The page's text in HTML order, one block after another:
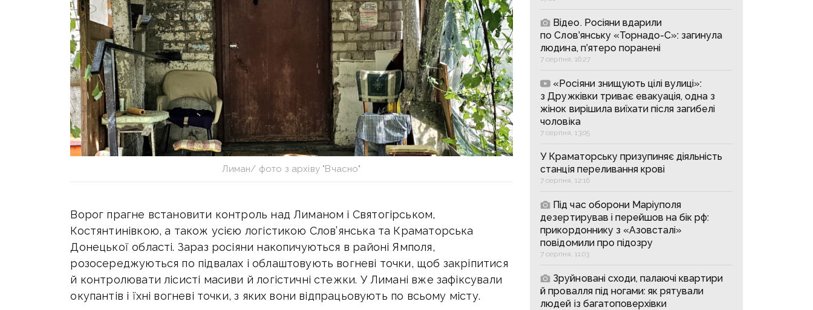
Лиман/ фото з архіву "Вчасно"
Ворог прагне встановити контроль над Лиманом і Святогірськом,
Костянтинівкою, а також усією логістикою Слов’янська та Краматорська
Донецької області. Зараз росіяни накопичуються в районі Ямполя,
розосереджуються по підвалах і облаштовують вогневі точки, щоб закріпитися
й контролювати лісисті масиви й логістичні стежки. УЛимані вже зафіксували
окупантів і їхні вогневі точки, з яких вони відпрацьовують по всьому місту.
Відео. Росіяни вдарили
по Слов’янську «Торнадо-С»: загинула
людина, п’ятеро поранені
7 серпня, 16:27
«Росіяни знищують цілі вулиці»:
з Дружківки триває евакуація, одна з
жінок вирішила виїхати після загибелі
чоловіка
7 серпня, 13:05
У Краматорську призупиняє діяльність
станція переливання крові
7 серпня, 12:16
Під час оборони Маріуполя
дезертирував і перейшов на бік рф:
прикордоннику з «Азовсталі»
повідомили про підозру
7 серпня, 11:03
Зруйновані сходи, палаючі квартири
й провалля під ногами: як рятували
людей із багатоповерхівки